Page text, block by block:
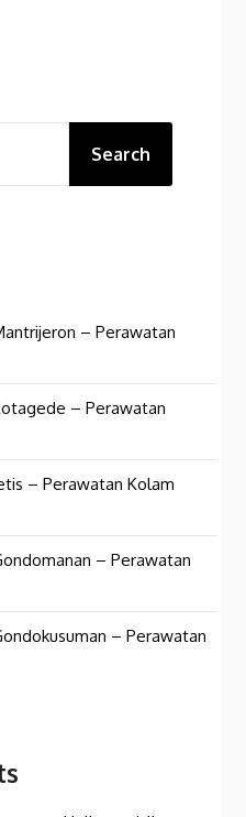
Search
– Perawatan
– Perawatan
– Perawatan Kolam
– Perawatan
– Perawatan